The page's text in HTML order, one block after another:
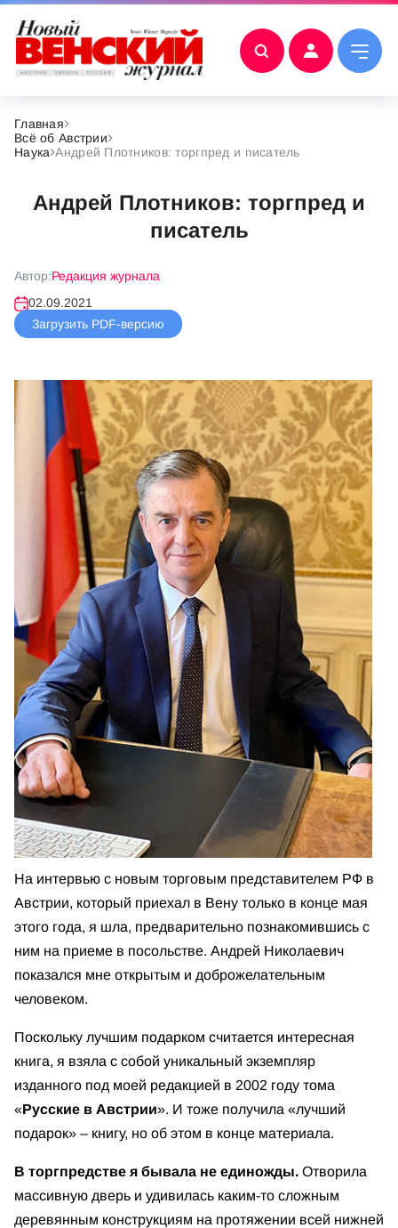
Главная
Всё об Австрии
Наука Андрей Плотников: торгпред и писатель
Андрей Плотников: торгпред и
писатель
Автор:Редакция журнала
02.09.2021
Загрузить PDF-версию
На интервью с новым торговым представителем РФ в
Австрии, который приехал в Вену только в конце мая
этого года, я шла, предварительно познакомившись с
ним на приеме в посольстве. Андрей Николаевич
показался мне открытым и доброжелательным
человеком.
Поскольку лучшим подарком считается интересная
книга, я взяла с собой уникальный экземпляр
изданного под моей редакцией в 2002 году тома
«Русские в Австрии». И тоже получила «лучший
подарок» – книгу, но об этом в конце материала.
В торгпредстве я бывала не единожды. Отворила
массивную дверь и удивилась каким-то сложным
деревянным конструкциям на протяжении всей нижней